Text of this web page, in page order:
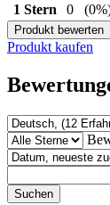
1 Stern
0
Produkt bewerten
Produkt kaufen
Suchen